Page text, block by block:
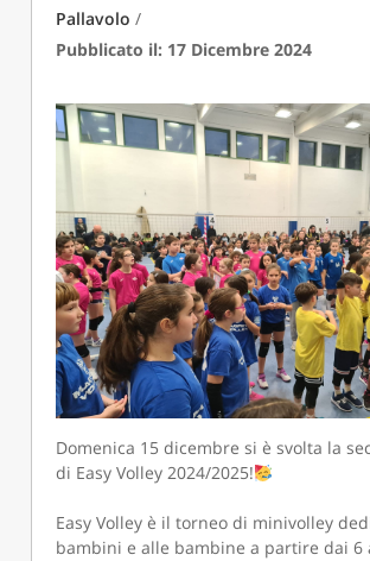
Pallavolo /
Pubblicato il: 17 Dicembre 2024
Domenica 15 dicembre si è svolta la
di Easy Volley 2024/2025!
Easy Volley è il torneo di minivolley
bambini e alle bambine a partire dai 6